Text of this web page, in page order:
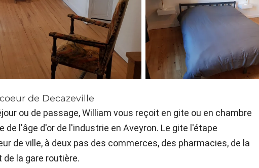
de Decazeville
ou de passage, William vous reçoit en gite ou en chambre
de l'âge d'or de l'industrie en Aveyron. Le gite l'étape
de ville, à deux pas des commerces, des pharmacies, de la
de la gare routière.